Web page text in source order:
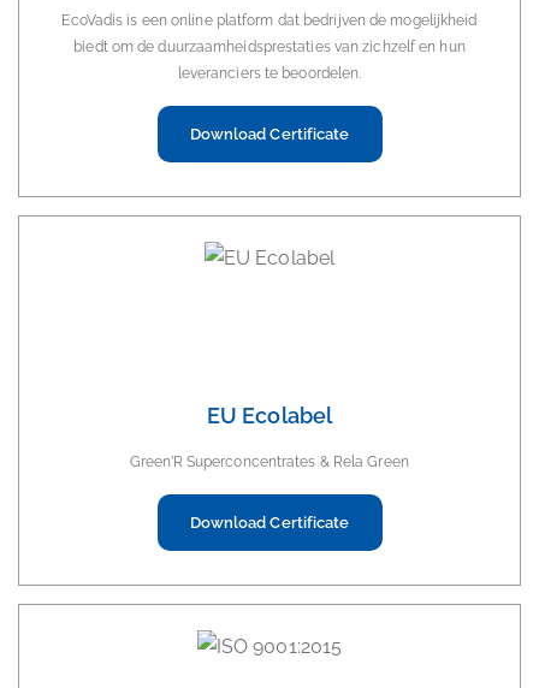
EcoVadis is een online platform dat bedrijven de mogelijkheid
biedt om de duurzaamheidsprestaties van zichzelf en hun
leveranciers te beoordelen.
Download Certificate
EU Ecolabel
Green’R Superconcentrates & Rela Green
Download Certificate